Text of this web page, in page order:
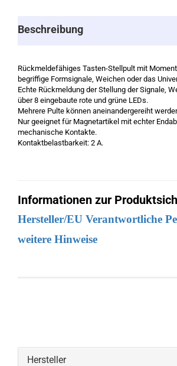
Beschreibung
Rückmeldefähiges Tasten-Stellpult mit
begriffige Formsignale, Weichen oder das
Echte Rückmeldung der Stellung der Signale,
über 8 eingebaute rote und grüne LEDs.
Mehrere Pulte können aneinandergereiht
Nur geeignet für Magnetartikel mit echter
mechanische Kontakte.
Kontaktbelastbarkeit: 2 A.
Informationen zur
Hersteller/EU Verantwortliche
weitere Hinweise
Hersteller